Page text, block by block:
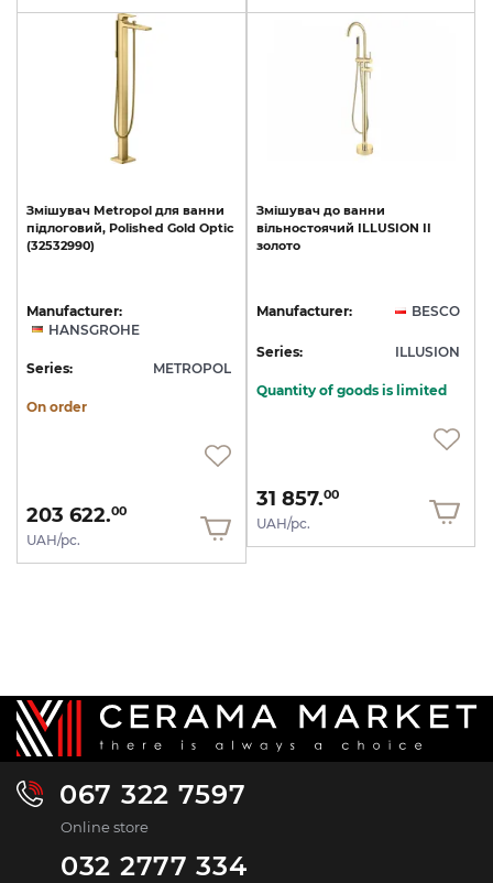
Змішувач Metropol для ванни
підлоговий, Polished Gold Optic
(32532990)
Manufacturer:
HANSGROHE
Series: METROPOL
On order
203 622.00
UAH/pc.
Змішувач до ванни
вільностоячий ILLUSION II
золото
Manufacturer: BESCO
Series: ILLUSION
Quantity of goods is limited
31 857.00
UAH/pc.
067 322 7597
Online store
032 2777 334